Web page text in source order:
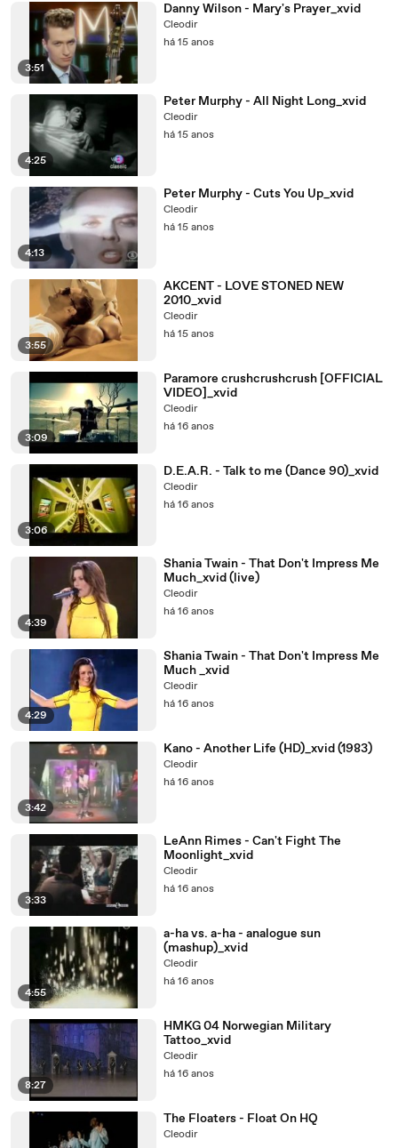
3:51
Danny Wilson - Mary's Prayer_xvid
Cleodir
há 15 anos
4:25
Peter Murphy - All Night Long_xvid
Cleodir
há 15 anos
4:13
Peter Murphy - Cuts You Up_xvid
Cleodir
há 15 anos
3:55
AKCENT - LOVE STONED NEW
2010_xvid
Cleodir
há 15 anos
3:09
Paramore crushcrushcrush [OFFICIAL
VIDEO]_xvid
Cleodir
há 16 anos
3:06
D.E.A.R. - Talk to me (Dance 90)_xvid
Cleodir
há 16 anos
4:39
Shania Twain - That Don't Impress Me
Much_xvid (live)
Cleodir
há 16 anos
4:29
Shania Twain - That Don't Impress Me
Much _xvid
Cleodir
há 16 anos
3:42
Kano - Another Life (HD)_xvid (1983)
Cleodir
há 16 anos
3:33
LeAnn Rimes - Can't Fight The
Moonlight_xvid
Cleodir
há 16 anos
4:55
a-ha vs. a-ha - analogue sun
(mashup)_xvid
Cleodir
há 16 anos
8:27
HMKG 04 Norwegian Military
Tattoo_xvid
Cleodir
há 16 anos
The Floaters - Float On HQ
Cleodir